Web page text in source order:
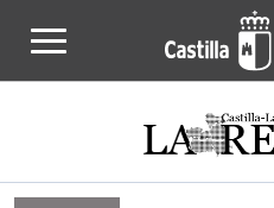
Noticias de la